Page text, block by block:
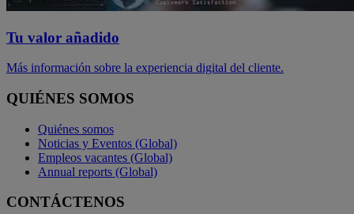
Tu valor añadido
Más información sobre la experiencia digital del cliente.
QUIÉNES SOMOS
Quiénes somos
Noticias y Eventos (Global)
Empleos vacantes (Global)
Annual reports (Global)
CONTÁCTENOS